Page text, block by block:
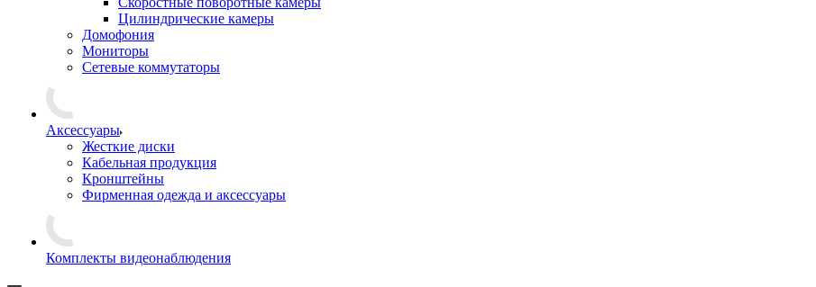
Цилиндрические камеры
Домофония
Мониторы
Сетевые коммутаторы
Аксессуары
Жесткие диски
Кабельная продукция
Кронштейны
Фирменная одежда и аксессуары
Комплекты видеонаблюдения